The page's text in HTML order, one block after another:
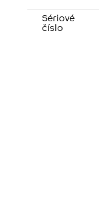
Sériové
číslo